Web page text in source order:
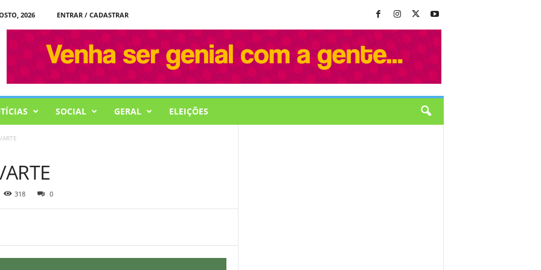
2026
ENTRAR / CADASTRAR
SOCIAL GERAL ELEIÇÕES
ARTE
318 0